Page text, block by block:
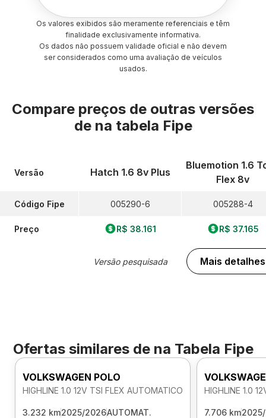
Os valores exibidos são meramente referenciais e têm
finalidade exclusivamente informativa.
Os dados não possuem validade oficial e não devem
ser considerados como uma avaliação de veículos
usados.
Compare preços de outras versões
de na tabela Fipe
Versão
Código Fipe
Preço
Hatch 1.6 8v Plus
005290-6
R$ 38.161
Versão pesquisada
Bluemotion 1.6
Flex 8v
005288-4
R$ 37.165
Mais detalhes
Ofertas similares de na Tabela Fipe
VOLKSWAGEN POLO
HIGHLINE 1.0 12V TSI FLEX AUTOMATICO
3.232 km2025/2026AUTOMAT.
HIGHLINE 1.0
7.706 km